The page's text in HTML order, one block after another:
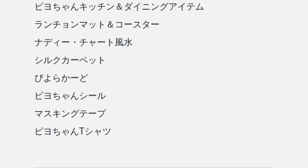
ピヨちゃんキッチン＆ダイニングアイテム
ランチョンマット＆コースター
ナディー・チャート風水
シルクカーペット
ぴよらかーど
ピヨちゃんシール
マスキングテープ
ピヨちゃんTシャツ